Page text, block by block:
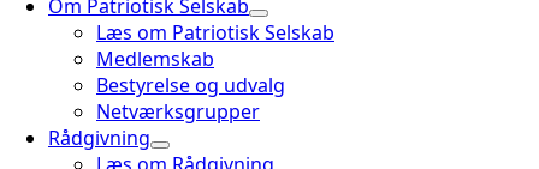
Om Patriotisk Selskab
Læs om Patriotisk Selskab
Medlemskab
Bestyrelse og udvalg
Netværksgrupper
Rådgivning